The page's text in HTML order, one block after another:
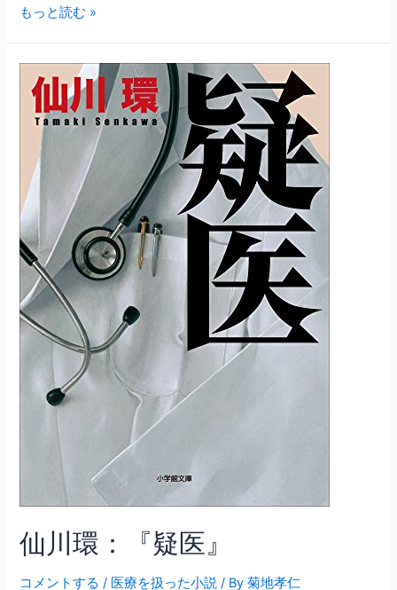
仙
『聖
母』
もっと読む »
仙川環：『疑医』
コメントする / 医療を扱った小説 / By菊地孝仁